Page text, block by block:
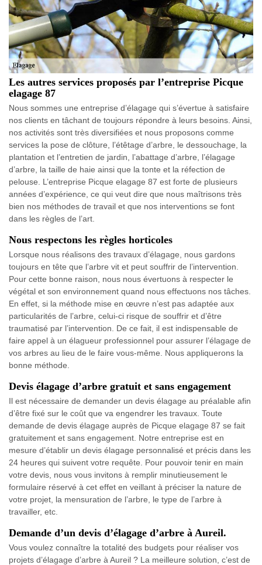
Les autres services proposés par l’entreprise Picque
elagage 87
Nous sommes une entreprise d’élagage qui s’évertue à satisfaire
nos clients en tâchant de toujours répondre à leurs besoins. Ainsi,
nos activités sont très diversifiées et nous proposons comme
services la pose de clôture, l’étêtage d’arbre, le dessouchage, la
plantation et l’entretien de jardin, l’abattage d’arbre, l’élagage
d’arbre, la taille de haie ainsi que la tonte et la réfection de
pelouse. L’entreprise Picque elagage 87 est forte de plusieurs
années d’expérience, ce qui veut dire que nous maîtrisons très
bien nos méthodes de travail et que nos interventions se font
dans les règles de l’art.
Nous respectons les règles horticoles
Lorsque nous réalisons des travaux d’élagage, nous gardons
toujours en tête que l’arbre vit et peut souffrir de l’intervention.
Pour cette bonne raison, nous nous évertuons à respecter le
végétal et son environnement quand nous effectuons nos tâches.
En effet, si la méthode mise en œuvre n’est pas adaptée aux
particularités de l’arbre, celui-ci risque de souffrir et d’être
traumatisé par l’intervention. De ce fait, il est indispensable de
faire appel à un élagueur professionnel pour assurer l’élagage de
vos arbres au lieu de le faire vous-même. Nous appliquerons la
bonne méthode.
Devis élagage d’arbre gratuit et sans engagement
Il est nécessaire de demander un devis élagage au préalable afin
d’être fixé sur le coût que va engendrer les travaux. Toute
demande de devis élagage auprès de Picque elagage 87 se fait
gratuitement et sans engagement. Notre entreprise est en
mesure d’établir un devis élagage personnalisé et précis dans les
24 heures qui suivent votre requête. Pour pouvoir tenir en main
votre devis, nous vous invitons à remplir minutieusement le
formulaire réservé à cet effet en veillant à préciser la nature de
votre projet, la mensuration de l’arbre, le type de l’arbre à
travailler, etc.
Demande d’un devis d’élagage d’arbre à Aureil.
Vous voulez connaître la totalité des budgets pour réaliser vos
projets d’élagage d’arbre à Aureil ? La meilleure solution, c’est de